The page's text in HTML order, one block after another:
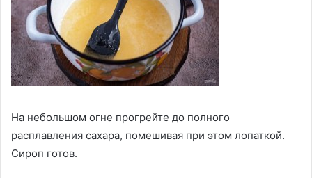
На небольшом огне прогрейте до полного
расплавления сахара, помешивая при этом лопаткой.
Сироп готов.